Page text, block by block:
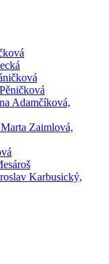
Adamčíková,
Zaimlová,
Karbusický,